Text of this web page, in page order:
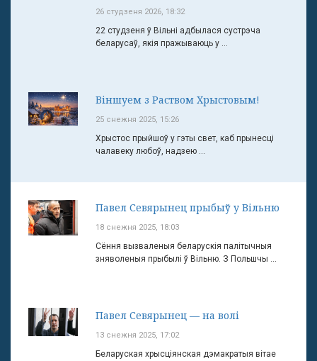
26 студзеня 2026, 18:32
22 студзеня ў Вільні адбылася сустрэча
беларусаў, якія пражываюць у ...
Віншуем з Раством Хрыстовым!
25 снежня 2025, 15:26
Хрыстос прыйшоў у гэты свет, каб прынесці
чалавеку любоў, надзею ...
Павел Севярынец прыбыў у Вільню
18 снежня 2025, 18:03
Сёння вызваленыя беларускія палітычныя
зняволеныя прыбылі ў Вільню. З Польшчы ...
Павел Севярынец — на волі
13 снежня 2025, 17:02
Беларуская хрысціянская дэмакратыя вітае